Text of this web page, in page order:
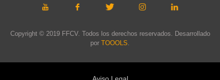
Copyright © 2019 FFCV. Todos los derechos reservados. Desarrollado
por TOOOLS.